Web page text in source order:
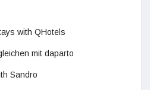
with QHotels
mit daparto
Sandro